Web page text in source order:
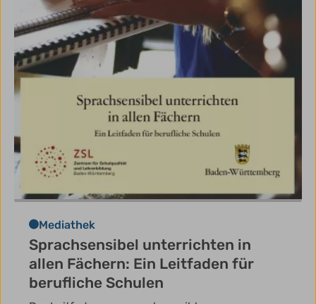
Mediathek
Sprachsensibel unterrichten in
allen Fächern: Ein Leitfaden für
berufliche Schulen